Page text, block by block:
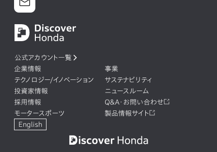
公式アカウント一覧
企業情報
事業
テクノロジー/イノベーション
サステナビリティ
投資家情報
ニュースルーム
採用情報
Q&A・お問い合わせ
モータースポーツ
製品情報サイト
English